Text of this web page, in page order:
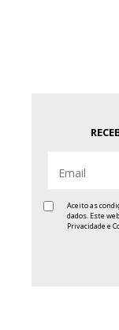
Aceito as
dados. Este
Privacidade e